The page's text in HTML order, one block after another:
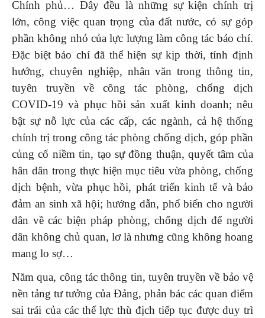
Chính phủ… Đây đều là những sự kiện chính trị
lớn, công việc quan trọng của đất nước, có sự góp
phần không nhỏ của lực lượng làm công tác báo chí.
Đặc biệt báo chí đã thể hiện sự kịp thời, tính định
hướng, chuyên nghiệp, nhân văn trong thông tin,
tuyên truyền về công tác phòng, chống dịch
COVID-19 và phục hồi sản xuất kinh doanh; nêu
bật sự nỗ lực của các cấp, các ngành, cả hệ thống
chính trị trong công tác phòng chống dịch, góp phần
củng cố niềm tin, tạo sự đồng thuận, quyết tâm của
hân dân trong thực hiện mục tiêu vừa phòng, chống
dịch bệnh, vừa phục hồi, phát triển kinh tế và bảo
đảm an sinh xã hội; hướng dẫn, phổ biến cho người
dân về các biện pháp phòng, chống dịch để người
dân không chủ quan, lơ là nhưng cũng không hoang
mang lo sợ…
Năm qua, công tác thông tin, tuyên truyền về bảo vệ
nền tảng tư tưởng của Đảng, phản bác các quan điểm
sai trái của các thế lực thù địch tiếp tục được duy trì